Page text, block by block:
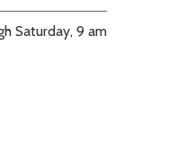
Saturday, 9 am